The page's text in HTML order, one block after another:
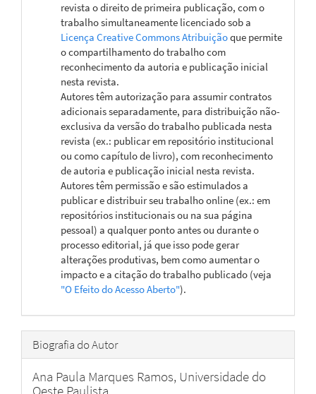
revista o direito de primeira publicação, com o
trabalho simultaneamente licenciado sob a
Licença Creative Commons Atribuiçãoque permite
o compartilhamento do trabalho com
reconhecimento da autoria e publicação inicial
nesta revista.
Autores têm autorização para assumir contratos
adicionais separadamente, para distribuição não-
exclusiva da versão do trabalho publicada nesta
revista (ex.: publicar em repositório institucional
ou como capítulo de livro), com reconhecimento
de autoria e publicação inicial nesta revista.
Autores têm permissão e são estimulados a
publicar e distribuir seu trabalho online (ex.: em
repositórios institucionais ou na sua página
pessoal) a qualquer ponto antes ou durante o
processo editorial, já que isso pode gerar
alterações produtivas, bem como aumentar o
impacto e a citação do trabalho publicado (veja
"O Efeito do Acesso Aberto").
Biografia do Autor
Ana Paula Marques Ramos, Universidade do
Oeste Paulista